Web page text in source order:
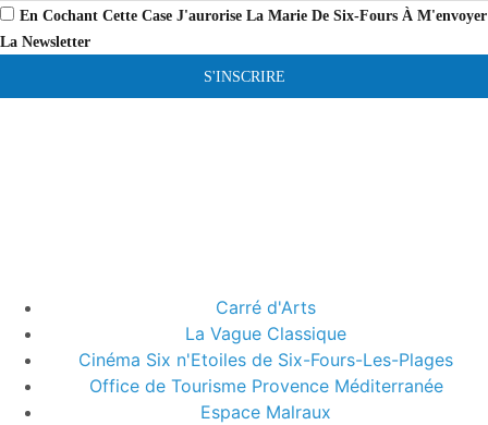
En Cochant Cette Case J'aurorise La Marie De Six-Fours À M'envoyer
La Newsletter
S'INSCRIRE
Carré d'Arts
La Vague Classique
Cinéma Six n'Etoiles de Six-Fours-Les-Plages
Office de Tourisme Provence Méditerranée
Espace Malraux